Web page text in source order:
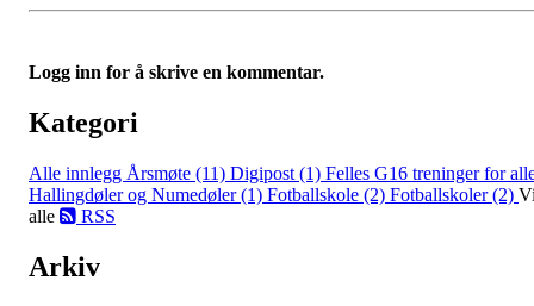
Logg inn for å skrive en kommentar.
Kategori
Alle innlegg Årsmøte (11) Digipost (1) Felles G16 treninger for
Hallingdøler og Numedøler (1) Fotballskole (2) Fotballskoler (2)
alle
RSS
Arkiv